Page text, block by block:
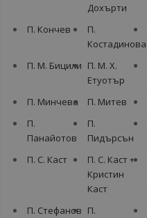
Дохърти
П. Кончев
П.
Костадинова
П. М. Бицили П. М. Х.
Етуотър
П. Минчева П. Митев
П.
Панайотов
П.
Пидърсън
П. С. Каст
П. С. Каст +
Кристин
Каст
П. Стефанов П.